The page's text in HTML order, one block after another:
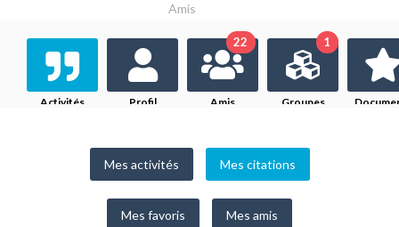
Amis
Activités Profil Amis
22
Groupes
1
Mes activités Mes citations
Mes favoris Mes amis